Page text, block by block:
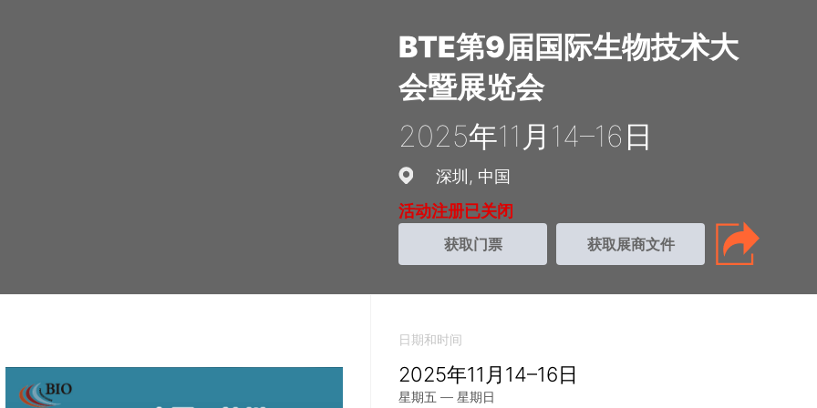
BTE第9届国际生物技术大
会暨展览会
2025年11月14–16日
深圳
中国
活动注册已关闭
获取门票 获取展商文件
日期和时间
2025年11月14–16日
星期五 — 星期日